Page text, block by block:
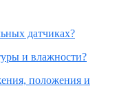
датчиках?
и влажности?
положения и